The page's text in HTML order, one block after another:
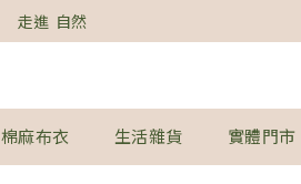
走進  自然
棉麻布衣 生活雜貨 實體門市